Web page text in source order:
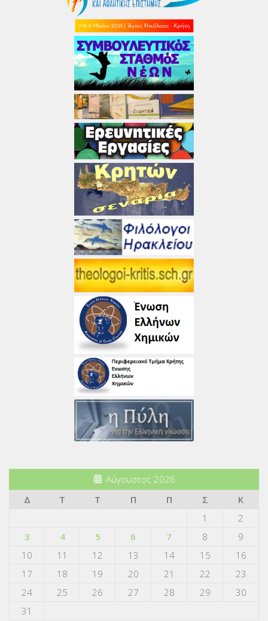
Αύγουστος 2026
Δ
Τ Τ Π Π Σ
Κ
1
2
3
4 5 6 7 8
9
10
11 12 13 14 15
16
17
18 19 20 21 22
23
24
25 26 27 28 29
30
31